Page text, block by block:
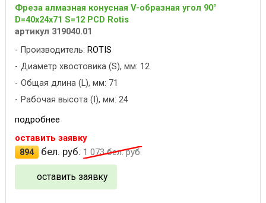
Фреза алмазная конусная V-образная угол 90°
D=40x24x71 S=12 PCD Rotis
артикул 319040.01
Производитель: ROTIS
Диаметр хвостовика (S), мм: 12
Общая длина (L), мм: 71
Рабочая высота (I), мм: 24
подробнее
оставить заявку
894
бел. руб. 1 073бел. руб.
оставить заявку